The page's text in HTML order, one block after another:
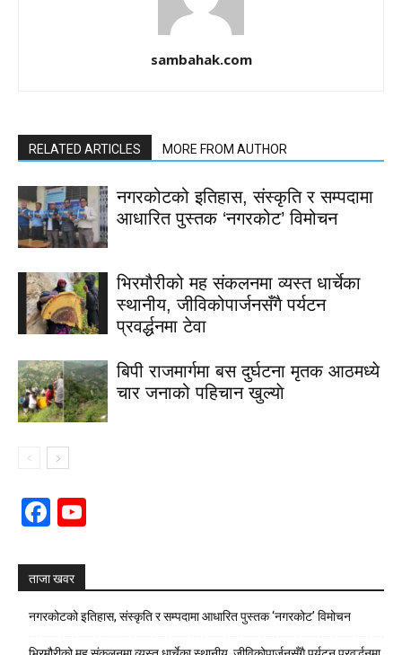
sambahak.com
RELATED ARTICLES MORE FROM AUTHOR
नगरकोटको इतिहास, संस्कृति र सम्पदामा
आधारित पुस्तक ‘नगरकोट’ विमोचन
भिरमौरीको मह संकलनमा व्यस्त धार्चेका
स्थानीय, जीविकोपार्जनसँगै पर्यटन
प्रवर्द्धनमा टेवा
बिपी राजमार्गमा बस दुर्घटना मृतक आठमध्ये
चार जनाको पहिचान खुल्याे
Facebook
ताजा खवर
नगरकोटको इतिहास, संस्कृति र सम्पदामा आधारित पुस्तक ‘नगरकोट’ विमोचन